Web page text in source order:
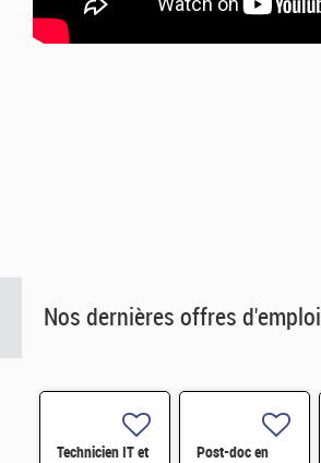
Nos dernières offres d'emploi
Technicien IT et
Post-doc en